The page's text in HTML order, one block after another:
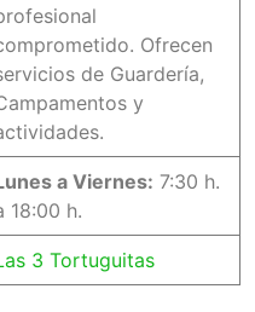
Ofrecen
de Guardería,
y
a Viernes: 7:30 h.
18:00 h.
3 Tortuguitas